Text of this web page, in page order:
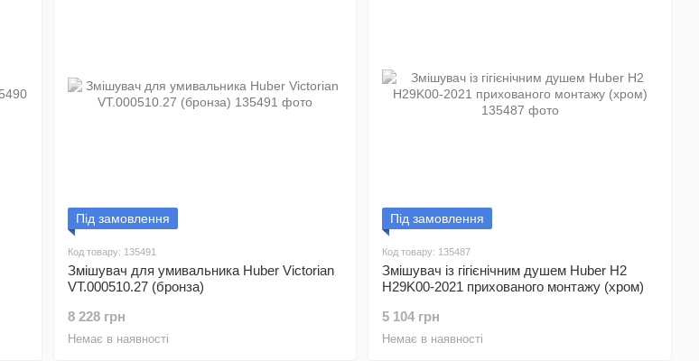
Під замовлення
Код товару: 135491
Змішувач для умивальника Huber Victorian
VT.000510.27 (бронза)
8 228 грн
Немає в наявності
Під замовлення
Код товару: 135487
Змішувач із гігієнічним душем Huber H2
H29K00-2021 прихованого монтажу (хром)
5 104 грн
Немає в наявності